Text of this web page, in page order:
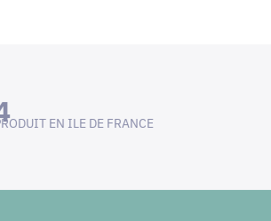
EN ILE DE FRANCE